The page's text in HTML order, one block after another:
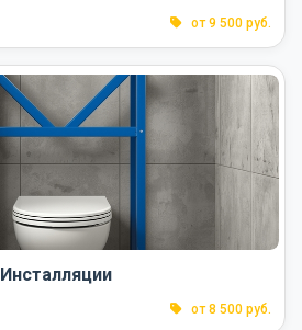
от 9 500 руб.
Инсталляции
от 8 500 руб.